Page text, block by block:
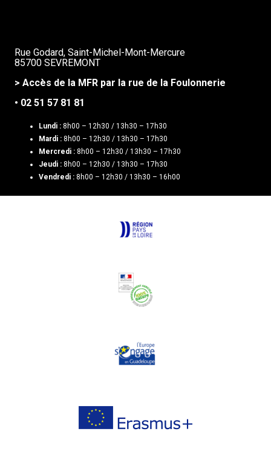
Rue Godard, Saint-Michel-Mont-Mercure
85700 SEVREMONT
> Accès de la MFR par la rue de la Foulonnerie
• 02 51 57 81 81
Lundi : 8h00 – 12h30 / 13h30 – 17h30
Mardi : 8h00 – 12h30 / 13h30 – 17h30
Mercredi : 8h00 – 12h30 / 13h30 – 17h30
Jeudi : 8h00 – 12h30 / 13h30 – 17h30
Vendredi : 8h00 – 12h30 / 13h30 – 16h00